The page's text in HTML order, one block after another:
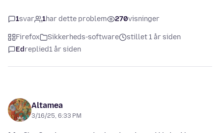
1svar 1har dette problem 270visninger
Firefox Sikkerheds-software
stillet 1 år siden
Edreplied1 år siden
Altamea
3/16/25, 6:33 PM